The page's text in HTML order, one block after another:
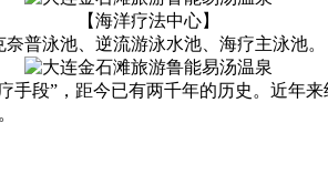
【海洋疗法中心】
普泳池、逆流游泳水池、海疗主泳池。
段”，距今已有两千年的历史。近年